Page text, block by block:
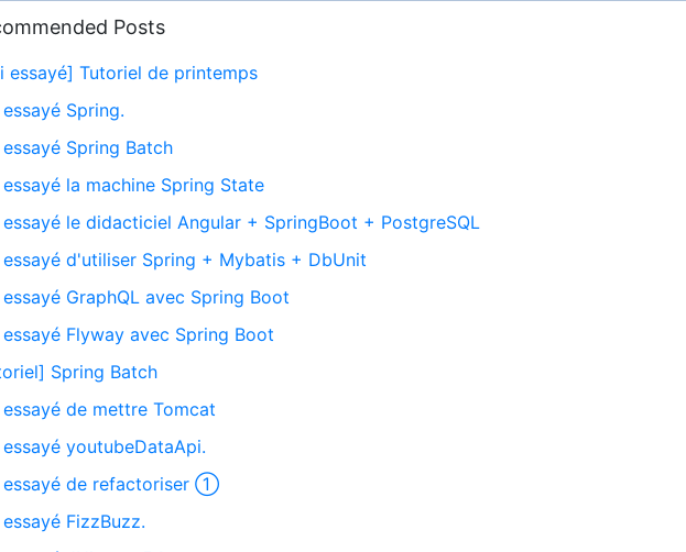
Posts
essayé] Tutoriel de printemps
Spring.
Spring Batch
la machine Spring State
le didacticiel Angular + SpringBoot + PostgreSQL
d'utiliser Spring + Mybatis + DbUnit
GraphQL avec Spring Boot
Flyway avec Spring Boot
Spring Batch
de mettre Tomcat
youtubeDataApi.
essayé de refactoriser ①
FizzBuzz.